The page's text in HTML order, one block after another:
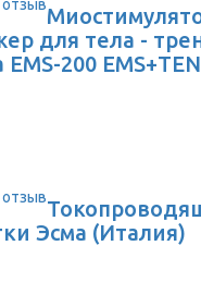
для тела -
200
Эсма (Италия)